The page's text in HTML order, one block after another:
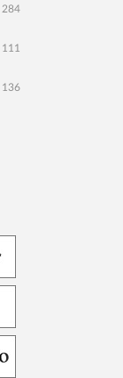
284
111
136